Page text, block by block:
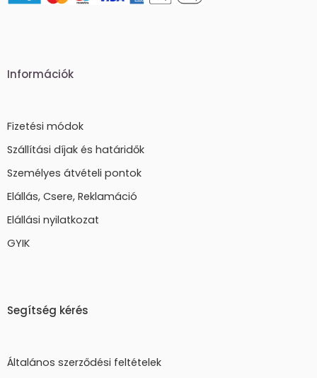
Információk
Fizetési módok
Szállítási díjak és határidők
Személyes átvételi pontok
Elállás, Csere, Reklamáció
Elállási nyilatkozat
GYIK
Segítség kérés
Általános szerződési feltételek